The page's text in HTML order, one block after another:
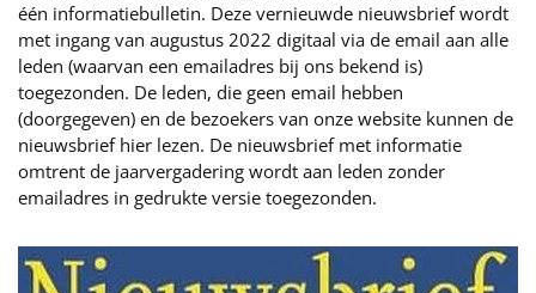
één informatiebulletin. Deze vernieuwde nieuwsbrief wordt
met ingang van augustus 2022 digitaal via de email aan alle
leden (waarvan een emailadres bij ons bekend is)
toegezonden. De leden, die geen email hebben
(doorgegeven) en de bezoekers van onze website kunnen de
nieuwsbrief hier lezen. De nieuwsbrief met informatie
omtrent de jaarvergadering wordt aan leden zonder
emailadres in gedrukte versie toegezonden.